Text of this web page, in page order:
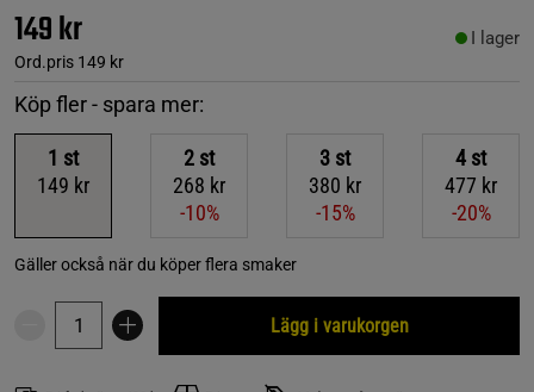
149 kr
Ord.pris 149 kr
I lager
Köp fler - spara mer:
1 st
149 kr
2 st
268 kr
-10%
3 st
380 kr
-15%
4 st
477 kr
-20%
Gäller också när du köper flera smaker
Lägg i varukorgen